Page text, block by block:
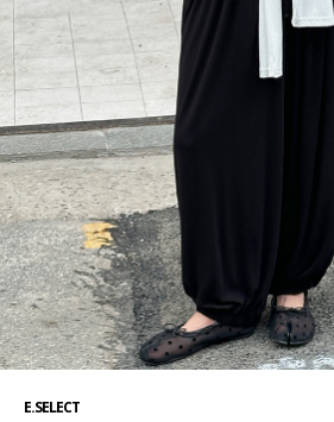
신상 5%
베스트
MADE
세트할인 ~30%
하객룩
살안타템
110사이즈
아우터
팬츠
스커트
E.SELECT